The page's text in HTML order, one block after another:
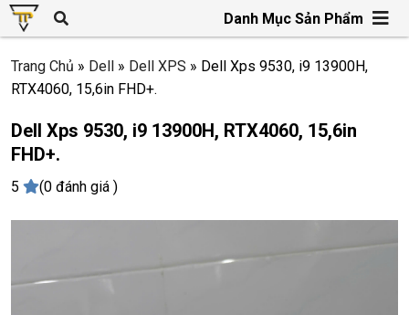
Danh Mục Sản Phẩm
Trang Chủ » Dell » Dell XPS » Dell Xps 9530, i9 13900H,
RTX4060, 15,6in FHD+.
Dell Xps 9530, i9 13900H, RTX4060, 15,6in
FHD+.
5 (0 đánh giá )